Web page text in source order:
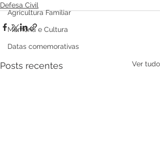
Agricultura Familiar
Memória e Cultura
Datas comemorativas
Defesa Civil
Posts recentes Ver tudo